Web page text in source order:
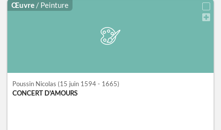
Œuvre / Peinture
Poussin Nicolas (15 juin 1594 - 1665)
CONCERT D'AMOURS